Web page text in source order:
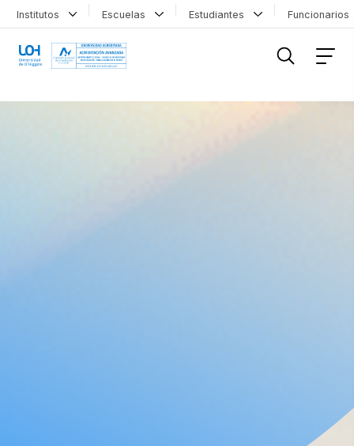
Institutos Escuelas Estudiantes